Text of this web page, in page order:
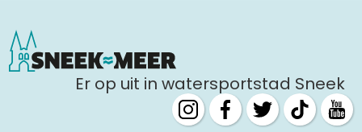
Er op uit in watersportstad Sneek